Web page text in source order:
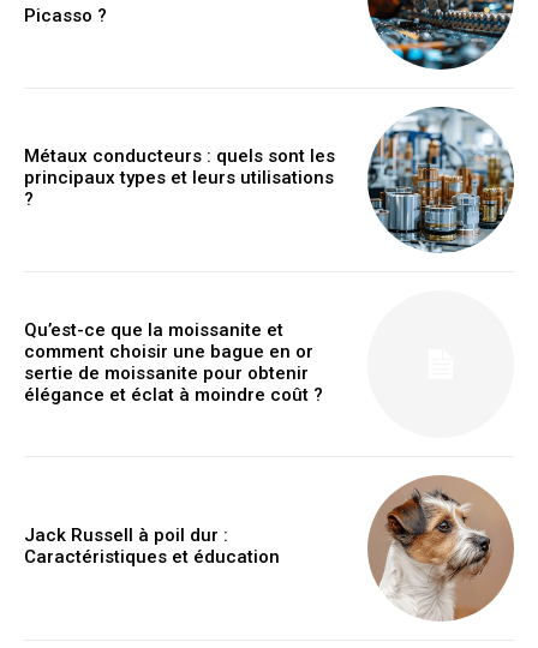
Picasso ?
Métaux conducteurs : quels sont les
principaux types et leurs utilisations
?
Qu’est-ce que la moissanite et
comment choisir une bague en or
sertie de moissanite pour obtenir
élégance et éclat à moindre coût ?
Jack Russell à poil dur :
Caractéristiques et éducation